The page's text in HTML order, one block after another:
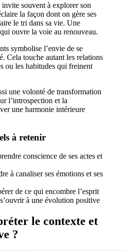
souvent à explorer son
la façon dont on gère ses
le tri dans sa vie. Une
ouvre la voie au renouveau.
symbolise l’envie de se
Cela touche autant les relations
ou les habitudes qui freinent
une volonté de transformation
l’introspection et la
une harmonie intérieure
à retenir
conscience de ses actes et
à canaliser ses émotions et ses
de ce qui encombre l’esprit
à une évolution positive
le contexte et
?